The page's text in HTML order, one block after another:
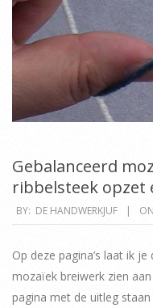
Gebalanceerd
ribbelsteek opzet
2019-
02-
12
BY: DE HANDWERKJUF
Op deze pagina’s laat ik
mozaïek breiwerk zien
pagina met de uitleg